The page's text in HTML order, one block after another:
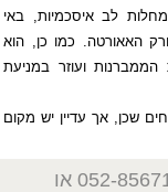
לב איסכמיות, באי
האאורטה. כמו כן, הוא
הממברנות ועוזר במניעת
שכן, אך עדיין יש מקום
או